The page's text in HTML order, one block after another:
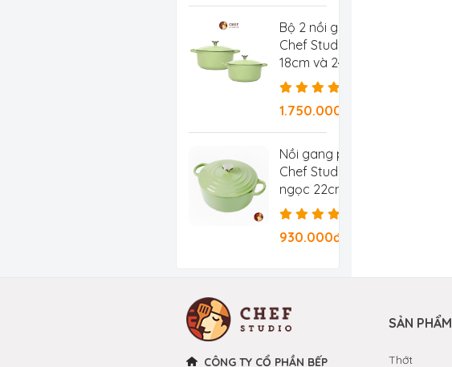
Bộ 2 nồi gang tráng men
Chef Studio xanh ngọc
18cm và 24cm
1.750.000đ/Combo
Nồi gang phủ gốm
Chef Studio xanh
ngọc 22cm 3.3L
930.000đ/Chiếc
CÔNG TY CỔ PHẦN BẾP
SẢN PHẨM
Thớt